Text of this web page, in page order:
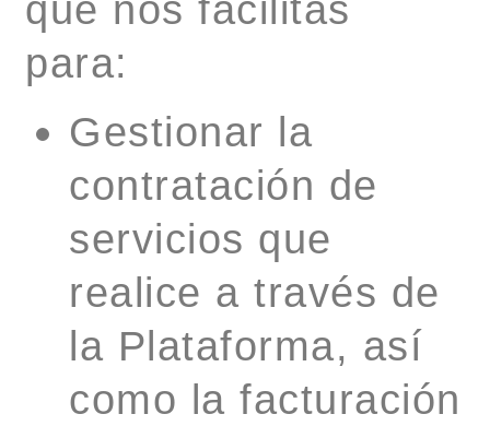
para:
Gestionar la
contratación de
servicios que
realice a través de
la Plataforma, así
como la facturación